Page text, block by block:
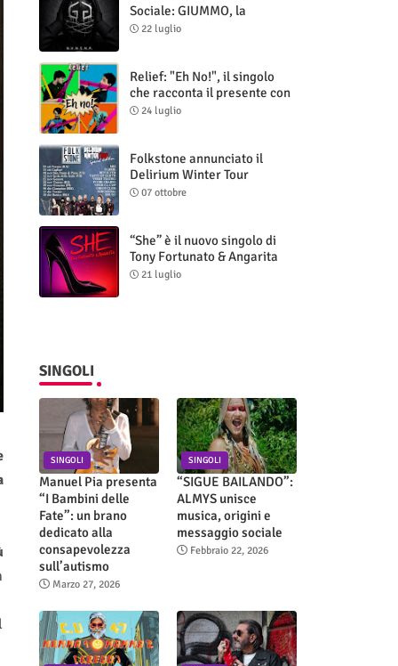
Sociale: GIUMMO, la
Maschera e la Cruda Verità
22 luglio
Relief: "Eh No!", il singolo
che racconta il presente con
ironia e autenticità
24 luglio
Folkstone annunciato il
Delirium Winter Tour
(Special Edition)
07 ottobre
“She” è il nuovo singolo di
Tony Fortunato & Angarita
21 luglio
SINGOLI
SINGOLI
Manuel Pia presenta
“I Bambini delle
Fate”: un brano
dedicato alla
consapevolezza
sull’autismo
Marzo 27, 2026
SINGOLI
“SIGUE BAILANDO”:
ALMYS unisce
musica, origini e
messaggio sociale
Febbraio 22, 2026